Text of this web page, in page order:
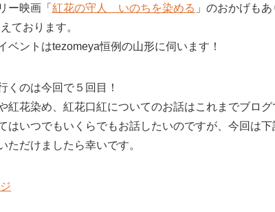
ー映画「 紅花の守人 いのちを染める 」のおかげも
ております。
ベントはtezomeya恒例の山形に伺います！
くのは今回で５回目！
紅花染め、紅花口紅についてのお話はこれまでブロ
はいつでもいくらでもお話したいのですが、今回は
ただけましたら幸いです。